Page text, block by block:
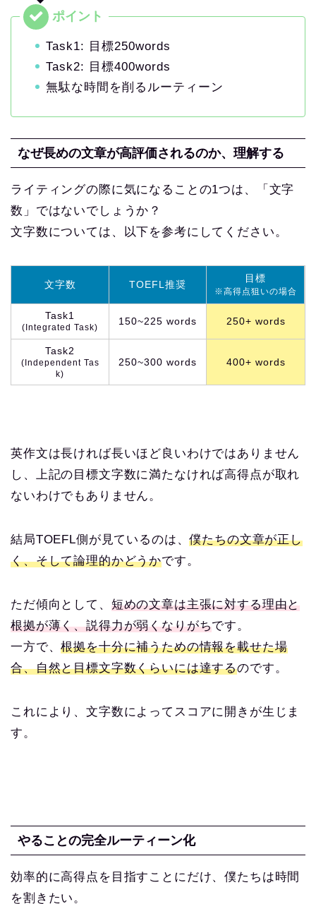
Task1: 目標250words
Task2: 目標400words
無駄な時間を削るルーティーン
なぜ長めの文章が高評価されるのか、理解する
ライティングの際に気になることの1つは、「文字
数」ではないでしょうか？
文字数については、以下を参考にしてください。
文字数 TOEFL推奨
目標
※高得点狙いの場合
Task1
(Integrated Task)
150~225 words 250+ words
Task2
(Independent Tas
k)
250~300 words 400+ words
英作文は長ければ長いほど良いわけではありません
し、上記の目標文字数に満たなければ高得点が取れ
ないわけでもありません。
結局TOEFL側が見ているのは、僕たちの文章が正し
く、そして論理的かどうかです。
ただ傾向として、 短めの文章は主張に対する理由と
根拠が薄く、説得力が弱くなりがちです。
一方で、根拠を十分に補うための情報を載せた場
合、自然と目標文字数くらいには達するのです。
これにより、文字数によってスコアに開きが生じま
す。
やることの完全ルーティーン化
効率的に高得点を目指すことにだけ、僕たちは時間
を割きたい。